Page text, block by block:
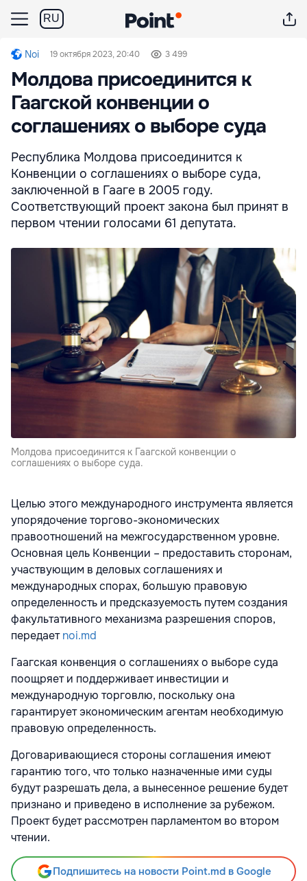
RU
Noi 19 октября 2023, 20:40 3 499
Молдова присоединится к
Гаагской конвенции о
соглашениях о выборе суда
Республика Молдова присоединится к
Конвенции о соглашениях о выборе суда,
заключенной в Гааге в 2005 году.
Соответствующий проект закона был принят в
первом чтении голосами 61 депутата.
Молдова присоединится к Гаагской конвенции о
соглашениях о выборе суда.
Целью этого международного инструмента является
упорядочение торгово-экономических
правоотношений на межгосударственном уровне.
Основная цель Конвенции – предоставить сторонам,
участвующим в деловых соглашениях и
международных спорах, большую правовую
определенность и предсказуемость путем создания
факультативного механизма разрешения споров,
передаетnoi.md
Гаагская конвенция о соглашениях о выборе суда
поощряет и поддерживает инвестиции и
международную торговлю, поскольку она
гарантирует экономическим агентам необходимую
правовую определенность.
Договаривающиеся стороны соглашения имеют
гарантию того, что только назначенные ими суды
будут разрешать дела, а вынесенное решение будет
признано и приведено в исполнение за рубежом.
Проект будет рассмотрен парламентом во втором
чтении.
Подпишитесь на новости Point.md в Google